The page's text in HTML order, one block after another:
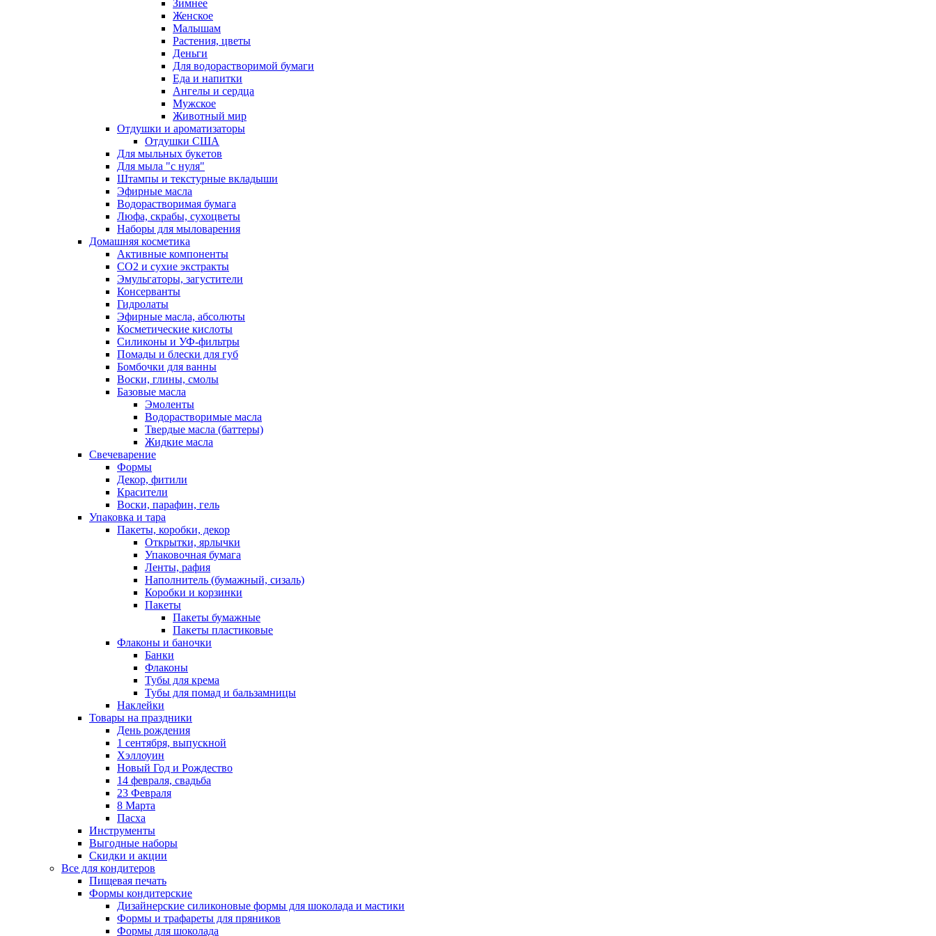
Зимнее
Женское
Малышам
Растения, цветы
Деньги
Для водорастворимой бумаги
Еда и напитки
Ангелы и сердца
Мужское
Животный мир
Отдушки и ароматизаторы
Отдушки США
Для мыльных букетов
Для мыла "с нуля"
Штампы и текстурные вкладыши
Эфирные масла
Водорастворимая бумага
Люфа, скрабы, сухоцветы
Наборы для мыловарения
Домашняя косметика
Активные компоненты
СО2 и сухие экстракты
Эмульгаторы, загустители
Консерванты
Гидролаты
Эфирные масла, абсолюты
Косметические кислоты
Силиконы и УФ-фильтры
Помады и блески для губ
Бомбочки для ванны
Воски, глины, смолы
Базовые масла
Эмоленты
Водорастворимые масла
Твердые масла (баттеры)
Жидкие масла
Свечеварение
Формы
Декор, фитили
Красители
Воски, парафин, гель
Упаковка и тара
Пакеты, коробки, декор
Открытки, ярлычки
Упаковочная бумага
Ленты, рафия
Наполнитель (бумажный, сизаль)
Коробки и корзинки
Пакеты
Пакеты бумажные
Пакеты пластиковые
Флаконы и баночки
Банки
Флаконы
Тубы для крема
Тубы для помад и бальзамницы
Наклейки
Товары на праздники
День рождения
1 сентября, выпускной
Хэллоуин
Новый Год и Рождество
14 февраля, свадьба
23 Февраля
8 Марта
Пасха
Инструменты
Выгодные наборы
Скидки и акции
Все для кондитеров
Пищевая печать
Формы кондитерские
Дизайнерские силиконовые формы для шоколада и мастики
Формы и трафареты для пряников
Формы для шоколада